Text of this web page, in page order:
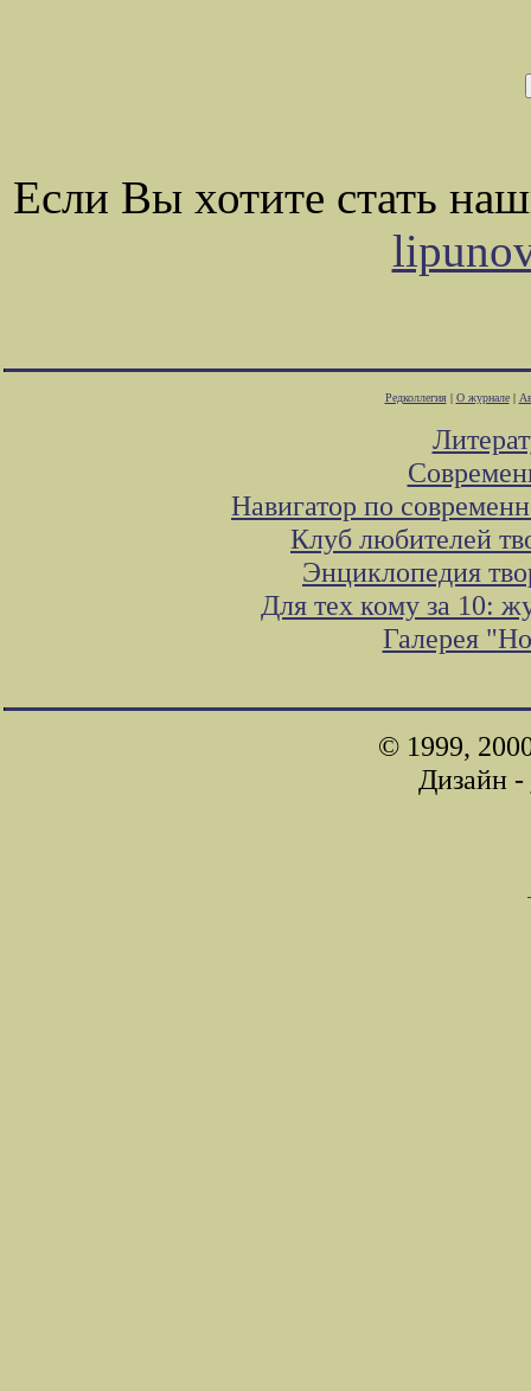
Если Вы хотите стать
Редколлегия| О журнале|
Навигатор по
Клуб любителей
Энциклопедия
Для тех кому за 10:
Галерея
© 1999,
Дизайн -